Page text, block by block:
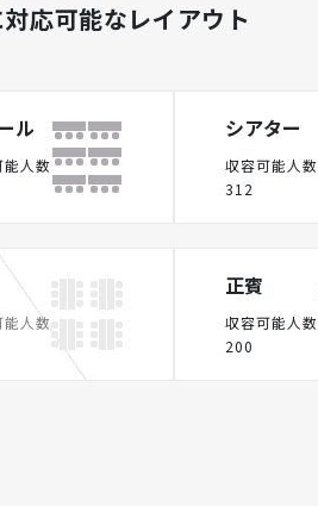
応可能なレイアウト
ル
能人数
シアター
収容可能人数
312
人数
正賓
収容可能人数
200